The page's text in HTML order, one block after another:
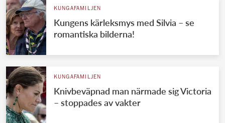
KUNGAFAMILJEN
Kungens kärleksmys med Silvia – se
romantiska bilderna!
KUNGAFAMILJEN
Knivbeväpnad man närmade sig Victoria
– stoppades av vakter